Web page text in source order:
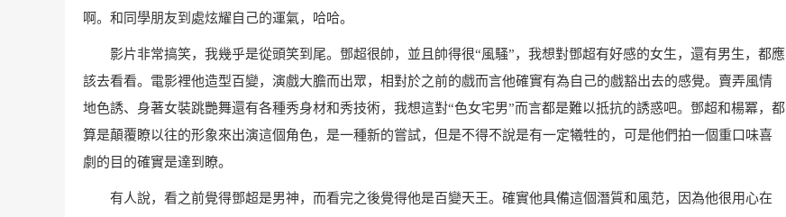
啊。和同學朋友到處炫耀自己的運氣，哈哈。
影片非常搞笑，我幾乎是從頭笑到尾。鄧超很帥，並且帥得很“風騷”，我想對鄧超有好感的女生，還有男生，都應
該去看看。電影裡他造型百變，演戲大膽而出眾，相對於之前的戲而言他確實有為自己的戲豁出去的感覺。賣弄風情
地色誘、身著女裝跳艷舞還有各種秀身材和秀技術，我想這對“色女宅男”而言都是難以抵抗的誘惑吧。鄧超和楊冪，都
算是顛覆瞭以往的形象來出演這個角色，是一種新的嘗試，但是不得不說是有一定犧牲的，可是他們拍一個重口味喜
劇的目的確實是達到瞭。
有人說，看之前覺得鄧超是男神，而看完之後覺得他是百變天王。確實他具備這個潛質和風范，因為他很用心在